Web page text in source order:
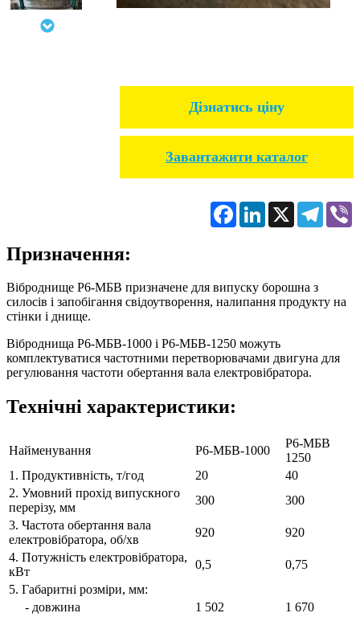
Дізнатись ціну
Завантажити каталог
FacebookLinkedIn
X
Призначення:
Віброднище Р6-МБВ призначене для випуску борошна з
силосів і запобігання свідоутворення, налипання продукту на
стінки і днище.
Віброднища Р6-МБВ-1000 і Р6-МБВ-1250 можуть
комплектуватися частотними перетворювачами двигуна для
регулювання частоти обертання вала електровібратора.
Технічні характеристики:
Найменування Р6-МБВ-1000
Р6-МБВ
1250
1. Продуктивність, т/год
20
40
2. Умовний прохід випускного
перерізу, мм
300
300
3. Частота обертання вала
електровібратора, об/хв
920
920
4. Потужність електровібратора,
кВт
0,5
0,75
5. Габаритні розміри, мм:
- довжина
1 502
1 670